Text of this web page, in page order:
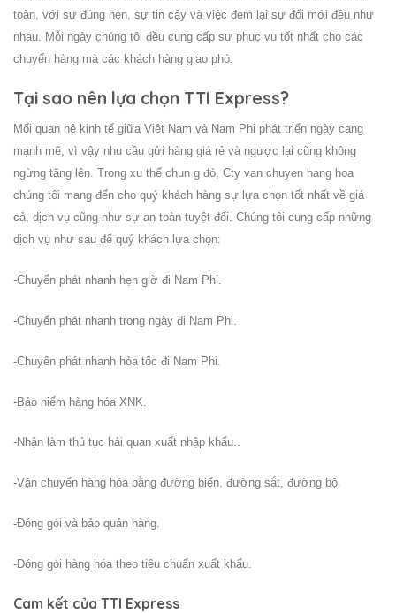
toàn, với sự đúng hẹn, sự tin cậy và việc đem lại sự đổi mới đều như
nhau. Mỗi ngày chúng tôi đều cung cấp sự phục vụ tốt nhất cho các
chuyến hàng mà các khách hàng giao phó.
Tại sao nên lựa chọn TTI Express?
Mối quan hệ kinh tế giữa Việt Nam và Nam Phi phát triển ngày cang
mạnh mẽ, vì vậy nhu cầu gửi hàng giá rẻ và ngược lại cũng không
ngừng tăng lên. Trong xu thế chun g đó, Cty van chuyen hang hoa
chúng tôi mang đến cho quý khách hàng sự lựa chọn tốt nhất về giá
cả, dịch vụ cũng như sự an toàn tuyệt đối. Chúng tôi cung cấp những
dịch vụ như sau để quý khách lựa chọn:
-Chuyển phát nhanh hẹn giờ đi Nam Phi.
-Chuyển phát nhanh trong ngày đi Nam Phi.
-Chuyển phát nhanh hỏa tốc đi Nam Phi.
-Bảo hiểm hàng hóa XNK.
-Nhận làm thủ tục hải quan xuất nhập khẩu..
-Vận chuyển hàng hóa bằng đường biển, đường sắt, đường bộ.
-Đóng gói và bảo quản hàng.
-Đóng gói hàng hóa theo tiêu chuẩn xuất khẩu.
Cam kết của TTI Express